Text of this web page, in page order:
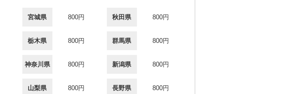
宮城県 800円 秋田県 800円
栃木県 800円 群馬県 800円
神奈川県 800円 新潟県 800円
山梨県 800円 長野県 800円